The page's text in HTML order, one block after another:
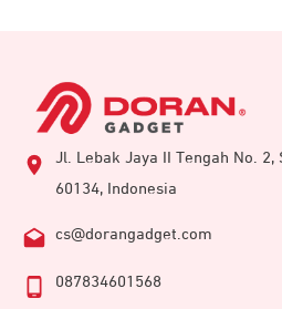
Jl. Lebak Jaya II Tengah No. 2,
60134, Indonesia
cs@dorangadget.com
087834601568